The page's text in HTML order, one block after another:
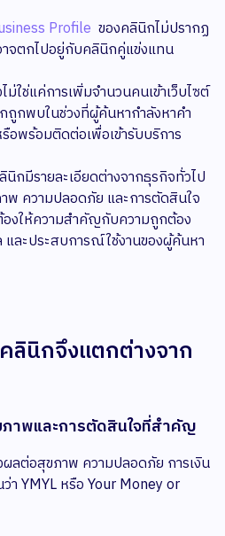
Profile ของคลินิกไม่ปรากฏ
จตกไปอยู่กับคลินิกคู่แข่งแทน
ใช่แค่การเพิ่มจำนวนคนเข้าเว็บไซต์
ถูกพบในช่วงที่ผู้ค้นหากำลังหาคำ
อพร้อมติดต่อเพื่อเข้ารับบริการ
กมีรายละเอียดต่างจากธุรกิจทั่วไป
พ ความปลอดภัย และการตัดสินใจ
งให้ความสำคัญกับความถูกต้อง
และประสบการณ์ใช้งานของผู้ค้นหา
คลินิกจึงแตกต่างจาก
ภาพและการตัดสินใจที่สำคัญ
ลต่อสุขภาพ ความปลอดภัย การเงิน
YMYL หรือ Your Money or